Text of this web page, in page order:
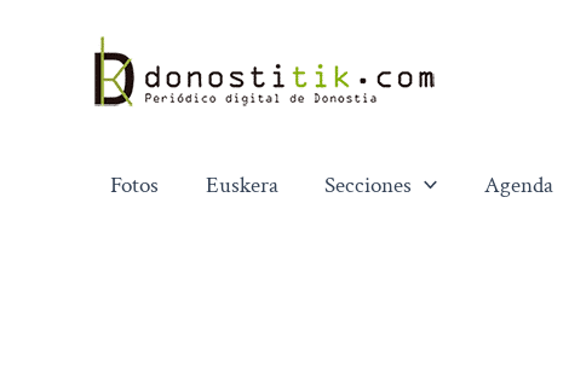
contenido
Fotos Euskera Secciones Agenda